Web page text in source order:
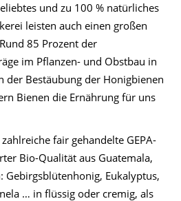
und zu 100 % natürliches
leisten auch einen großen
85 Prozent der
im Pflanzen- und Obstbau in
der Bestäubung der Honigbienen
Bienen die Ernährung für uns
fair gehandelte GEPA-
Bio-Qualität aus Guatemala,
Gebirgsblütenhonig, Eukalyptus,
… in flüssig oder cremig, als